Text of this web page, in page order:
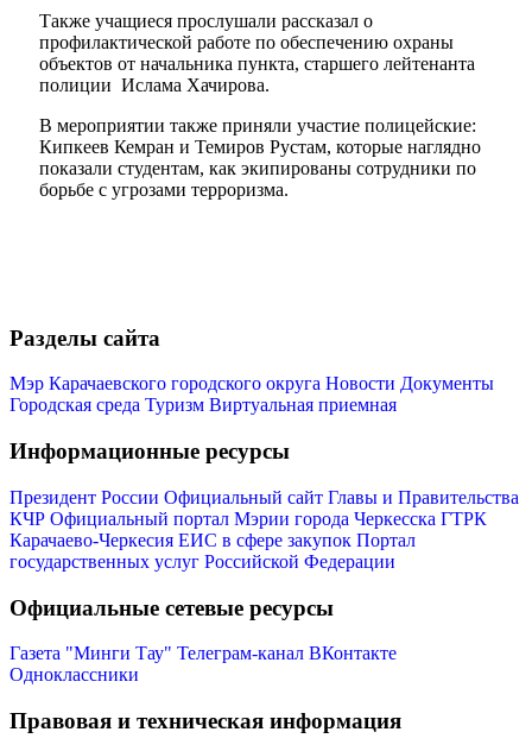
Также учащиеся прослушали рассказал о
профилактической работе по обеспечению охраны
объектов от начальника пункта, старшего лейтенанта
полиции Ислама Хачирова.
В мероприятии также приняли участие полицейские:
Кипкеев Кемран и Темиров Рустам, которые наглядно
показали студентам, как экипированы сотрудники по
борьбе с угрозами терроризма.
Разделы сайта
Мэр Карачаевского городского округа Новости Документы
Городская среда Туризм Виртуальная приемная
Информационные ресурсы
Президент России Официальный сайт Главы и Правительства
КЧР Официальный портал Мэрии города Черкесска ГТРК
Карачаево-Черкесия ЕИС в сфере закупок Портал
государственных услуг Российской Федерации
Официальные сетевые ресурсы
Газета "Минги Тау" Телеграм-канал ВКонтакте
Одноклассники
Правовая и техническая информация
Мэр